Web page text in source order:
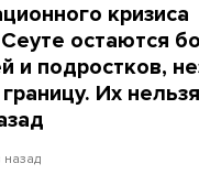
кризиса
Сеуте остаются
и подростков,
Их
назад